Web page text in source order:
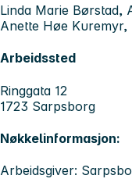
Linda Marie Børstad,
Anette Høe Kuremyr,
Arbeidssted
Ringgata 12
1723 Sarpsborg
Nøkkelinformasjon:
Arbeidsgiver: